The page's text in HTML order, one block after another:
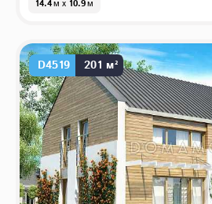
14.4м x 10.9м
D4519 201 м²